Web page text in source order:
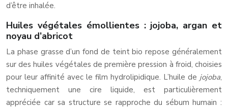
d’être inhalée.
Huiles végétales émollientes : jojoba, argan et
noyau d’abricot
La phase grasse d’un fond de teint bio repose généralement
sur des huiles végétales de première pression à froid, choisies
pour leur affinité avec le film hydrolipidique. L’huile de jojoba,
techniquement une cire liquide, est particulièrement
appréciée car sa structure se rapproche du sébum humain :